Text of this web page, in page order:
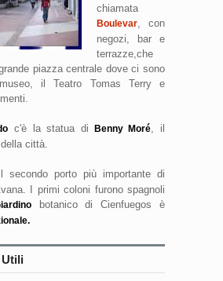
chiamata
Boulevar , con
negozi, bar e
terrazze,che
piazza centrale dove ci sono
il Teatro Tomas Terry e
c'è la statua di Benny Moré , il
città.
secondo porto più importante di
I primi coloni furono spagnoli
botanico di Cienfuegos è
Utili